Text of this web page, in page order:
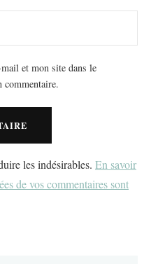
et mon site dans le
commentaire.
les indésirables. En savoir
de vos commentaires sont